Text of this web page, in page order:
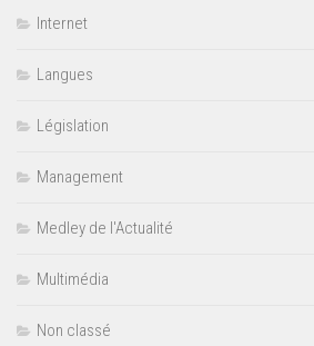
Internet
Langues
Législation
Management
Medley de l'Actualité
Multimédia
Non classé